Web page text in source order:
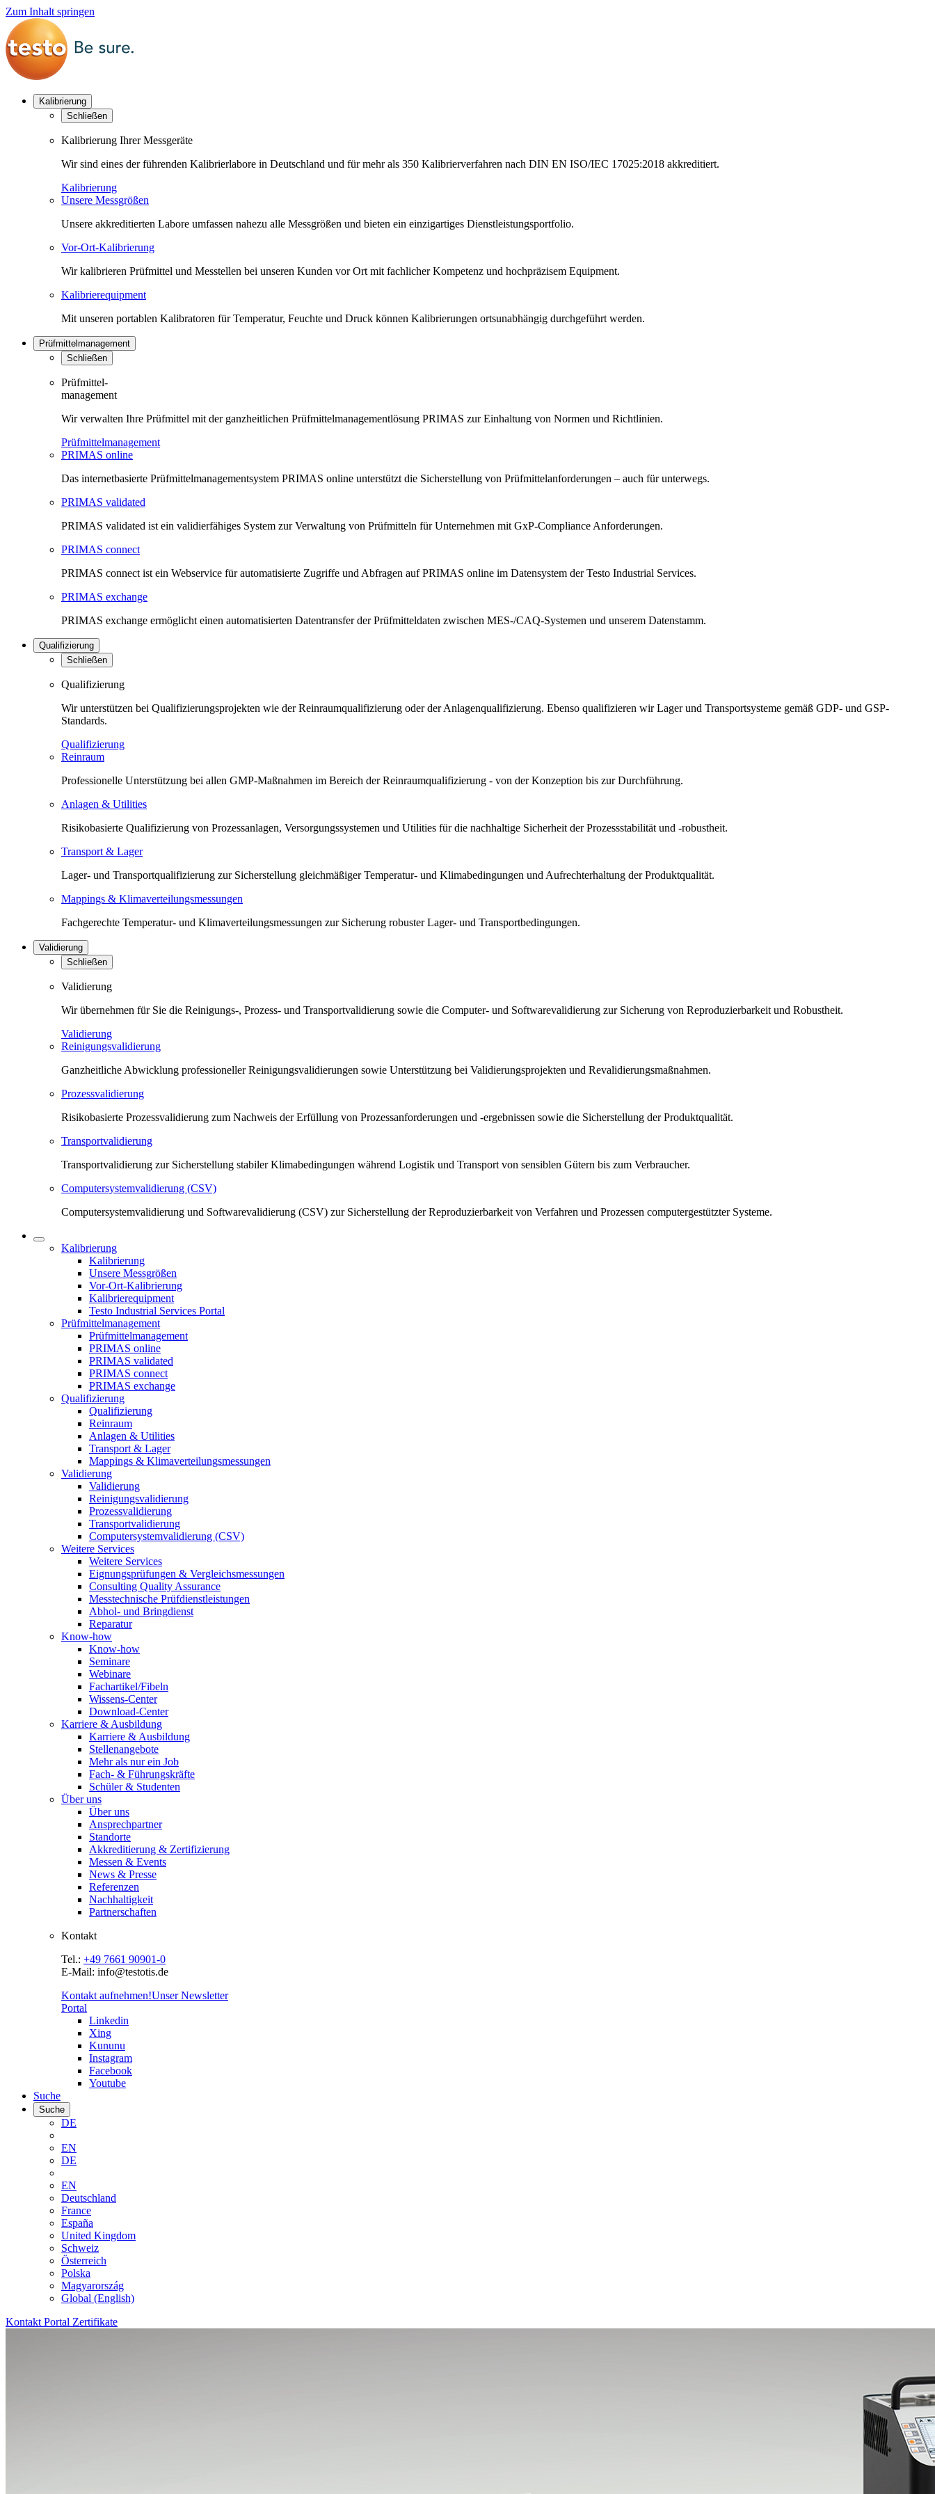
Zum Inhalt springen
Kalibrierung
Schließen
Kalibrierung Ihrer Messgeräte
Wir sind eines der führenden Kalibrierlabore in Deutschland und für mehr als 350 Kalibrierverfahren nach DIN EN ISO/IEC 17025:2018 akkreditiert.
Kalibrierung
Unsere Messgrößen
Unsere akkreditierten Labore umfassen nahezu alle Messgrößen und bieten ein einzigartiges Dienstleistungsportfolio.
Vor-Ort-Kalibrierung
Wir kalibrieren Prüfmittel und Messtellen bei unseren Kunden vor Ort mit fachlicher Kompetenz und hochpräzisem Equipment.
Kalibrierequipment
Mit unseren portablen Kalibratoren für Temperatur, Feuchte und Druck können Kalibrierungen ortsunabhängig durchgeführt werden.
Prüfmittelmanagement
Schließen
Prüfmittel-
management
Wir verwalten Ihre Prüfmittel mit der ganzheitlichen Prüfmittelmanagementlösung PRIMAS zur Einhaltung von Normen und Richtlinien.
Prüfmittelmanagement
PRIMAS online
Das internetbasierte Prüfmittelmanagementsystem PRIMAS online unterstützt die Sicherstellung von Prüfmittelanforderungen – auch für unterwegs.
PRIMAS validated
PRIMAS validated ist ein validierfähiges System zur Verwaltung von Prüfmitteln für Unternehmen mit GxP-Compliance Anforderungen.
PRIMAS connect
PRIMAS connect ist ein Webservice für automatisierte Zugriffe und Abfragen auf PRIMAS online im Datensystem der Testo Industrial Services.
PRIMAS exchange
PRIMAS exchange ermöglicht einen automatisierten Datentransfer der Prüfmitteldaten zwischen MES-/CAQ-Systemen und unserem Datenstamm.
Qualifizierung
Schließen
Qualifizierung
Wir unterstützen bei Qualifizierungsprojekten wie der Reinraumqualifizierung oder der Anlagenqualifizierung. Ebenso qualifizieren wir Lager und Transportsysteme gemäß GDP- und GSP-
Standards.
Qualifizierung
Reinraum
Professionelle Unterstützung bei allen GMP-Maßnahmen im Bereich der Reinraumqualifizierung - von der Konzeption bis zur Durchführung.
Anlagen & Utilities
Risikobasierte Qualifizierung von Prozessanlagen, Versorgungssystemen und Utilities für die nachhaltige Sicherheit der Prozessstabilität und -robustheit.
Transport & Lager
Lager- und Transportqualifizierung zur Sicherstellung gleichmäßiger Temperatur- und Klimabedingungen und Aufrechterhaltung der Produktqualität.
Mappings & Klimaverteilungsmessungen
Fachgerechte Temperatur- und Klimaverteilungsmessungen zur Sicherung robuster Lager- und Transportbedingungen.
Validierung
Schließen
Validierung
Wir übernehmen für Sie die Reinigungs-, Prozess- und Transportvalidierung sowie die Computer- und Softwarevalidierung zur Sicherung von Reproduzierbarkeit und Robustheit.
Validierung
Reinigungsvalidierung
Ganzheitliche Abwicklung professioneller Reinigungsvalidierungen sowie Unterstützung bei Validierungsprojekten und Revalidierungsmaßnahmen.
Prozessvalidierung
Risikobasierte Prozessvalidierung zum Nachweis der Erfüllung von Prozessanforderungen und -ergebnissen sowie die Sicherstellung der Produktqualität.
Transportvalidierung
Transportvalidierung zur Sicherstellung stabiler Klimabedingungen während Logistik und Transport von sensiblen Gütern bis zum Verbraucher.
Computersystemvalidierung (CSV)
Computersystemvalidierung und Softwarevalidierung (CSV) zur Sicherstellung der Reproduzierbarkeit von Verfahren und Prozessen computergestützter Systeme.
Kalibrierung
Kalibrierung
Unsere Messgrößen
Vor-Ort-Kalibrierung
Kalibrierequipment
Testo Industrial Services Portal
Prüfmittelmanagement
Prüfmittelmanagement
PRIMAS online
PRIMAS validated
PRIMAS connect
PRIMAS exchange
Qualifizierung
Qualifizierung
Reinraum
Anlagen & Utilities
Transport & Lager
Mappings & Klimaverteilungsmessungen
Validierung
Validierung
Reinigungsvalidierung
Prozessvalidierung
Transportvalidierung
Computersystemvalidierung (CSV)
Weitere Services
Weitere Services
Eignungsprüfungen & Vergleichsmessungen
Consulting Quality Assurance
Messtechnische Prüfdienstleistungen
Abhol- und Bringdienst
Reparatur
Know-how
Know-how
Seminare
Webinare
Fachartikel/Fibeln
Wissens-Center
Download-Center
Karriere & Ausbildung
Karriere & Ausbildung
Stellenangebote
Mehr als nur ein Job
Fach- & Führungskräfte
Schüler & Studenten
Über uns
Über uns
Ansprechpartner
Standorte
Akkreditierung & Zertifizierung
Messen & Events
News & Presse
Referenzen
Nachhaltigkeit
Partnerschaften
Kontakt
Tel.: +49 7661 90901-0
E-Mail: info@testotis.de
Kontakt aufnehmen!Unser Newsletter
Portal
Linkedin
Xing
Kununu
Instagram
Facebook
Youtube
Suche
Suche
DE
EN
DE
EN
Deutschland
France
España
United Kingdom
Schweiz
Österreich
Polska
Magyarország
Global (English)
Kontakt Portal Zertifikate